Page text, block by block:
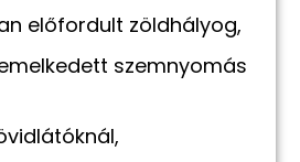
előfordult zöldhályog,
szemnyomás